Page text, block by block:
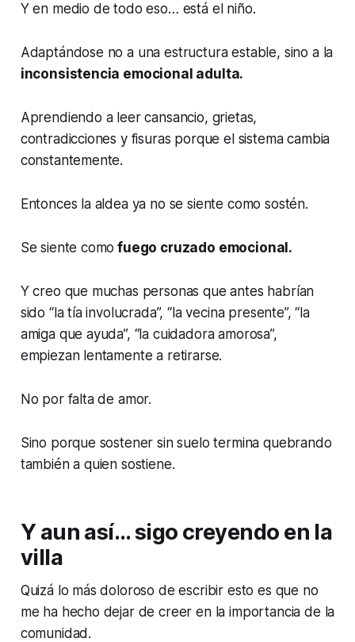
Y en medio de todo eso… está el niño.
Adaptándose no a una estructura estable, sino a la
inconsistencia emocional adulta.
Aprendiendo a leer cansancio, grietas,
contradicciones y fisuras porque el sistema cambia
constantemente.
Entonces la aldea ya no se siente como sostén.
Se siente como fuego cruzado emocional.
Y creo que muchas personas que antes habrían
sido “la tía involucrada”, “la vecina presente”, “la
amiga que ayuda”, “la cuidadora amorosa”,
empiezan lentamente a retirarse.
No por falta de amor.
Sino porque sostener sin suelo termina quebrando
también a quien sostiene.
Y aun así… sigo creyendo en la
villa
Quizá lo más doloroso de escribir esto es que no
me ha hecho dejar de creer en la importancia de la
comunidad.